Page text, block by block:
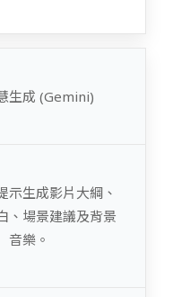
生成 (Gemini)
示生成影片大綱、
、場景建議及背景
音樂。